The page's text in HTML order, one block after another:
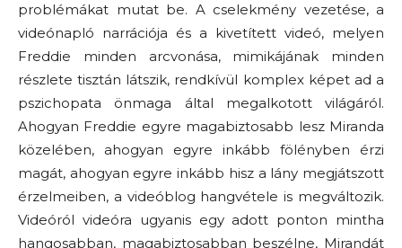
problémákat mutat be. A cselekmény vezetése, a
videónapló narrációja és a kivetített videó, melyen
Freddie minden arcvonása, mimikájának minden
részlete tisztán látszik, rendkívül komplex képet ad a
pszichopata önmaga által megalkotott világáról.
Ahogyan Freddie egyre magabiztosabb lesz Miranda
közelében, ahogyan egyre inkább fölényben érzi
magát, ahogyan egyre inkább hisz a lány megjátszott
érzelmeiben, a videóblog hangvétele is megváltozik.
Videóról videóra ugyanis egy adott ponton mintha
hangosabban, magabiztosabban beszélne, Mirandát